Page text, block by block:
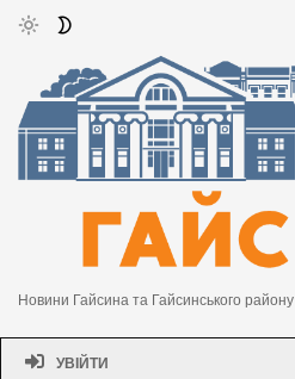
Новини Гайсина та Гайсинського району
УВІЙТИ